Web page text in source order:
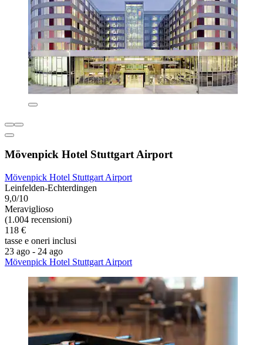
Mövenpick Hotel Stuttgart Airport
Mövenpick Hotel Stuttgart Airport
Leinfelden-Echterdingen
9,0/10
Meraviglioso
(1.004 recensioni)
118 €
tasse e oneri inclusi
23 ago - 24 ago
Mövenpick Hotel Stuttgart Airport